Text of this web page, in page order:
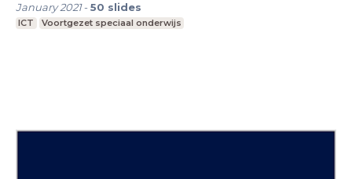
January 2021-50 slides
ICT Voortgezet speciaal onderwijs